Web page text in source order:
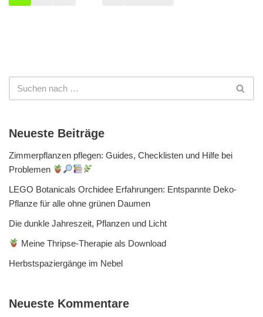
Neueste Beiträge
Zimmerpflanzen pflegen: Guides, Checklisten und Hilfe bei
Problemen
LEGO Botanicals Orchidee Erfahrungen: Entspannte Deko-
Pflanze für alle ohne grünen Daumen
Die dunkle Jahreszeit, Pflanzen und Licht
Meine Thripse-Therapie als Download
Herbstspaziergänge im Nebel
Neueste Kommentare